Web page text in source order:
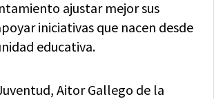
ajustar mejor sus
iniciativas que nacen desde
educativa.
Aitor Gallego de la